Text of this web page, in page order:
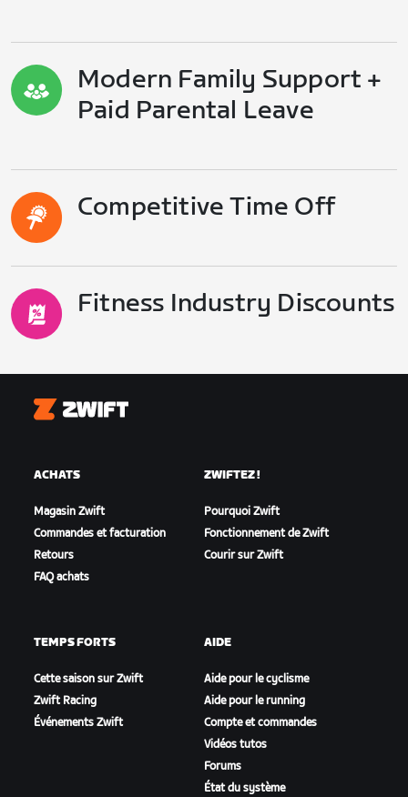
Modern Family Support +
Paid Parental Leave
Competitive Time Off
Fitness Industry Discounts
Zwift
ACHATS
Magasin Zwift
Commandes et facturation
Retours
FAQ achats
ZWIFTEZ !
Pourquoi Zwift
Fonctionnement de Zwift
Courir sur Zwift
TEMPS FORTS
Cette saison sur Zwift
Zwift Racing
Événements Zwift
AIDE
Aide pour le cyclisme
Aide pour le running
Compte et commandes
Vidéos tutos
Forums
État du système